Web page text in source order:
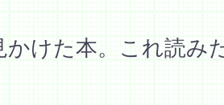
かけた本。これ読み